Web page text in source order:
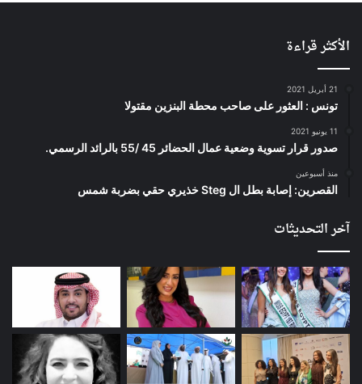
الأكثر قراءة
21 أبريل 2021
تونس : العثور على صاحب محطة البنزين مقتولا
11 يونيو 2021
صدور قرار تسوية وضعية عمال الحضائر 45 /55 بالرائد الرسمي.
منذ أسبوعين
القصرين: إصابة بطل ال Steg خذيري حقي بضربة شمس
آخر التحديثات